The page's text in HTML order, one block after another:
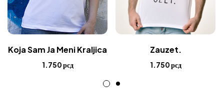
Koja Sam Ja Meni Kraljica
1.750рсд
Zauzet.
1.750рсд